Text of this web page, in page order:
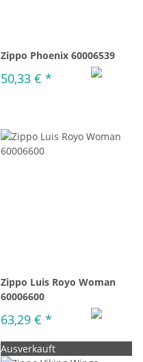
Zippo Phoenix 60006539
50,33 € *
Zippo Luis Royo Woman
60006600
63,29 € *
Ausverkauft